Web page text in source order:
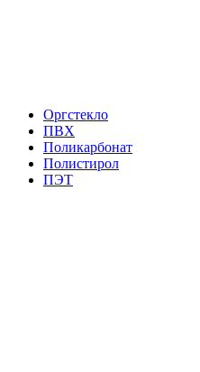
Оргстекло
ПВХ
Поликарбонат
Полистирол
ПЭТ